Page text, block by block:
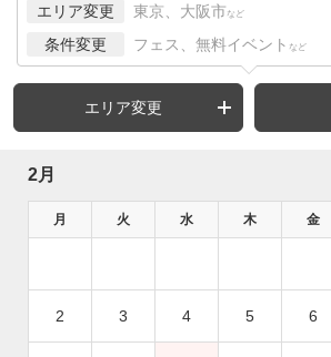
エリア変更 東京、大阪市 など
条件変更 フェス、無料イベント など
エリア変更
2月
月 火 水 木 金
2 3 4 5 6